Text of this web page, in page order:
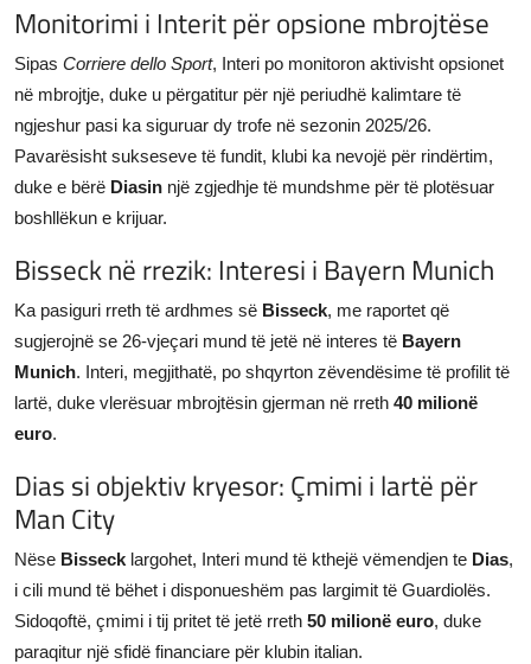
Monitorimi i Interit për opsione mbrojtëse
Sipas Corriere dello Sport, Interi po monitoron aktivisht opsionet
në mbrojtje, duke u përgatitur për një periudhë kalimtare të
ngjeshur pasi ka siguruar dy trofe në sezonin 2025/26.
Pavarësisht sukseseve të fundit, klubi ka nevojë për rindërtim,
duke e bërë Diasin një zgjedhje të mundshme për të plotësuar
boshllëkun e krijuar.
Bisseck në rrezik: Interesi i Bayern Munich
Ka pasiguri rreth të ardhmes së Bisseck, me raportet që
sugjerojnë se 26-vjeçari mund të jetë në interes të Bayern
Munich. Interi, megjithatë, po shqyrton zëvendësime të profilit të
lartë, duke vlerësuar mbrojtësin gjerman në rreth 40 milionë
euro.
Dias si objektiv kryesor: Çmimi i lartë për
Man City
Nëse Bisseck largohet, Interi mund të kthejë vëmendjen te Dias,
i cili mund të bëhet i disponueshëm pas largimit të Guardiolës.
Sidoqoftë, çmimi i tij pritet të jetë rreth 50 milionë euro, duke
paraqitur një sfidë financiare për klubin italian.